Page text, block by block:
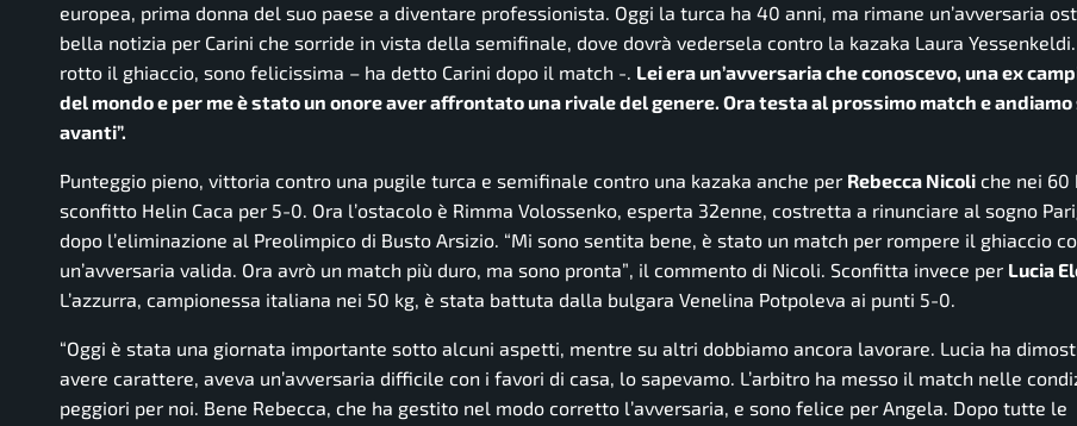
europea, prima donna del suo paese a diventare professionista. Oggi la turca ha 40 anni, ma rimane un’avversaria
bella notizia per Carini che sorride in vista della semifinale, dove dovrà vedersela contro la kazaka Laura Yessenkeldi.
rotto il ghiaccio, sono felicissima – ha detto Carini dopo il match -. Lei era un’avversaria che conoscevo, una ex
del mondo e per me è stato un onore aver affrontato una rivale del genere. Ora testa al prossimo match e
avanti”.
Punteggio pieno, vittoria contro una pugile turca e semifinale contro una kazaka anche per Rebecca Nicoli che nei 60
sconfitto Helin Caca per 5-0. Ora l’ostacolo è Rimma Volossenko, esperta 32enne, costretta a rinunciare al sogno
dopo l’eliminazione al Preolimpico di Busto Arsizio. “Mi sono sentita bene, è stato un match per rompere il ghiaccio
un’avversaria valida. Ora avrò un match più duro, ma sono pronta”, il commento di Nicoli. Sconfitta invece per Lucia
L’azzurra, campionessa italiana nei 50 kg, è stata battuta dalla bulgara Venelina Potpoleva ai punti 5-0.
“Oggi è stata una giornata importante sotto alcuni aspetti, mentre su altri dobbiamo ancora lavorare. Lucia ha
avere carattere, aveva un’avversaria difficile con i favori di casa, lo sapevamo. L’arbitro ha messo il match nelle
peggiori per noi. Bene Rebecca, che ha gestito nel modo corretto l’avversaria, e sono felice per Angela. Dopo tutte le